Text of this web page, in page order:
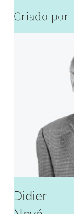
Criado por
Didier